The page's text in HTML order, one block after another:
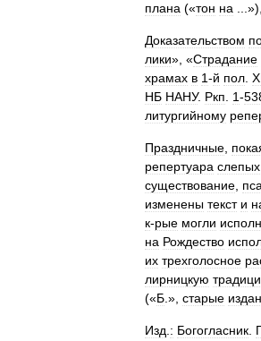
плана («тон на ...»),
Доказательством
лики», «Страдание
храмах в 1-й пол
НБ НАНУ. Ркп 1-
литургийному
Праздничные
репертуара слепых
существование
изменены текст и
к-рые могли
на Рождество
их трехголосное
лирницкую
(«Б .», старые
Изд : Богогласник